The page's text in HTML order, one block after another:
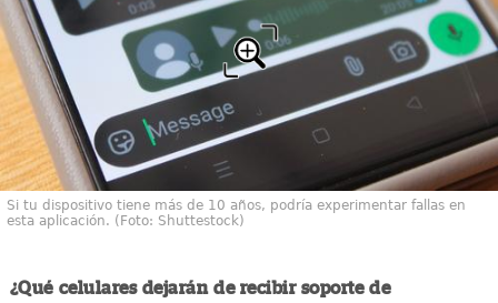
Si tu dispositivo tiene más de 10 años, podría experimentar fallas en
esta aplicación. (Foto: Shuttestock)
¿Qué celulares dejarán de recibir soporte de